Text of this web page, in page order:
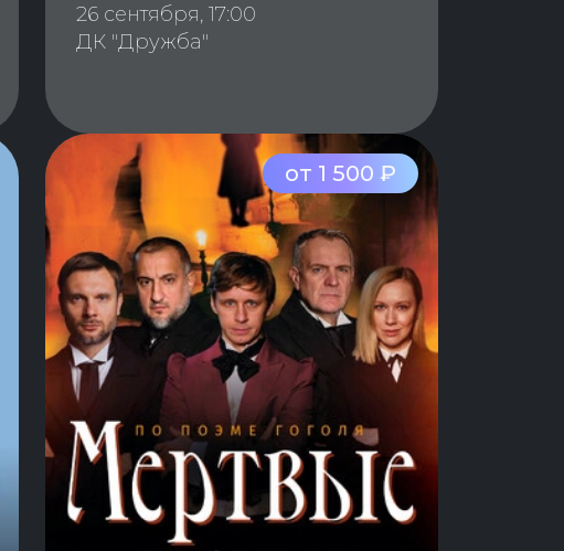
26 сентября, 17:00
ДК "Дружба"
от 1 500 ₽